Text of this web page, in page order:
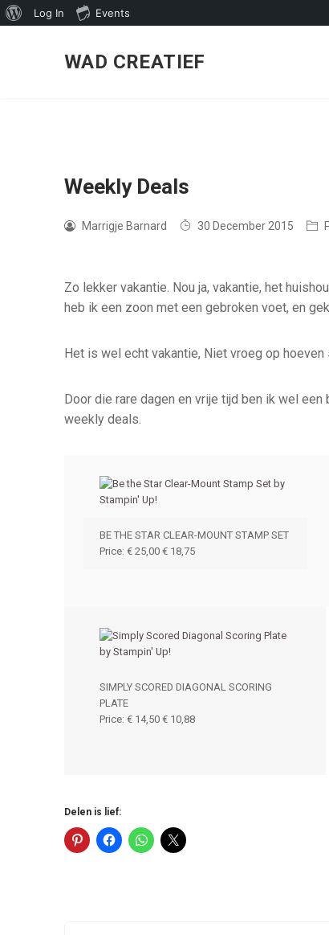
About
Log In Events
WAD CREATIEF
Weekly Deals
Marrigje Barnard 30 December 2015
Zo lekker vakantie. Nou ja, vakantie, het
heb ik een zoon met een gebroken voet, en
Het is wel echt vakantie, Niet vroeg op
Door die rare dagen en vrije tijd ben ik wel
weekly deals.
BE THE STAR CLEAR-MOUNT STAMP SET
Price:€ 25,00 € 18,75
SIMPLY SCORED DIAGONAL SCORING
PLATE
Price:€ 14,50 € 10,88
Delen is lief: